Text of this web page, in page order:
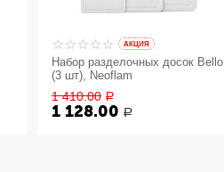
AКЦИЯ
Набор разделочных досок Bello
(3 шт), Neoflam
1 410.00 Р
1 128.00 Р